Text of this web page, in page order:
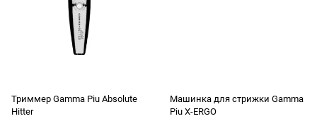
Триммер Gamma Piu Absolute
Hitter
Машинка для стрижки Gamma
Piu X-ERGO